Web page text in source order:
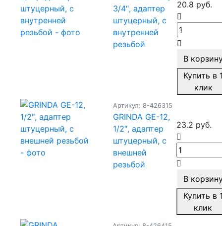
3/4″, адаптер
штуцерный, с
внутренней
резьбой
20.8 руб.
В
Купить в
клик
Артикул: 8-426315
GRINDA GE-12,
1/2″, адаптер
штуцерный, с
внешней
резьбой
23.2 руб.
В
Купить в
клик